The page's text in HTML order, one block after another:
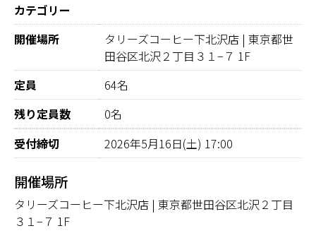
カテゴリー
開催場所
タリーズコーヒー下北沢店 | 東京都世
田谷区北沢２丁目３１−７ 1F
定員
64名
残り定員数
0名
受付締切
2026年5月16日(土) 17:00
開催場所
タリーズコーヒー下北沢店 | 東京都世田谷区北沢２丁目
３１−７ 1F